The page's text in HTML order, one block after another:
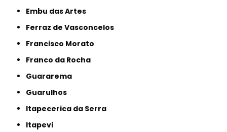
Embu das Artes
Ferraz de Vasconcelos
Francisco Morato
Franco da Rocha
Guararema
Guarulhos
Itapecerica da Serra
Itapevi